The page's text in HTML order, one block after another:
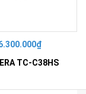
TC-C38HS